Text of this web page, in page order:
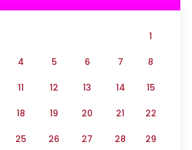
1
4 5 6 7 8
11 12 13 14 15
18 19 20 21 22
25 26 27 28 29